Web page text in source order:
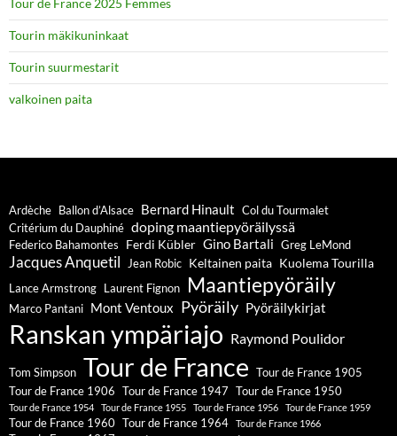
Tour de France 2025 Femmes
Tourin mäkikuninkaat
Tourin suurmestarit
valkoinen paita
Ardèche Ballon d’Alsace Bernard Hinault Col du Tourmalet
Critérium du Dauphiné doping maantiepyöräilyssä
Federico Bahamontes Ferdi Kübler Gino Bartali Greg LeMond
Jacques Anquetil Jean Robic Keltainen paita Kuolema Tourilla
Lance Armstrong Laurent Fignon Maantiepyöräily
Marco Pantani Mont Ventoux Pyöräily Pyöräilykirjat
Ranskan ympäriajo Raymond Poulidor
Tom Simpson Tour de France Tour de France 1905
Tour de France 1906 Tour de France 1947 Tour de France 1950
Tour de France 1954 Tour de France 1955 Tour de France 1956 Tour de France 1959
Tour de France 1960 Tour de France 1964 Tour de France 1966